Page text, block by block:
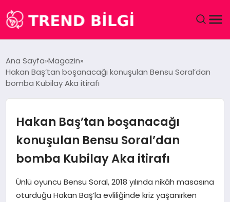
DÜNYA
MAGAZIN
SAĞLIK
Ana Sayfa Magazin
Hakan Baş’tan boşanacağı konuşulan Bensu Soral’dan
bomba Kubilay Aka itirafı
Hakan Baş’tan boşanacağı
konuşulan Bensu Soral’dan
bomba Kubilay Aka itirafı
Ünlü oyuncu Bensu Soral, 2018 yılında nikâh masasına
oturduğu Hakan Baş’la evliliğinde kriz yaşanırken